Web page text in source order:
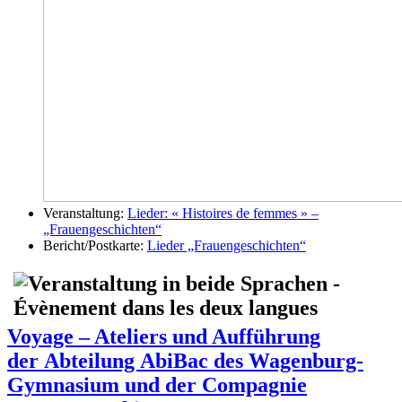
Veranstaltung: Lieder: « Histoires de femmes » –
„Frauengeschichten“
Bericht/Postkarte: Lieder „Frauengeschichten“
Voyage – Ateliers und Aufführung
der Abteilung AbiBac des Wagenburg-
Gymnasium und der Compagnie